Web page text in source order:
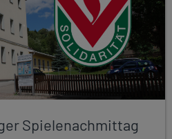
Spielenachmittag